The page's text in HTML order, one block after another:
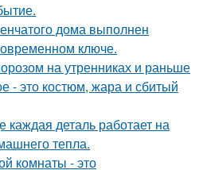
дома выполнен
ключе.
на утренниках и раньше
- это костюм, жара и сбитый
каждая деталь работает на
тепла.
комнаты - это